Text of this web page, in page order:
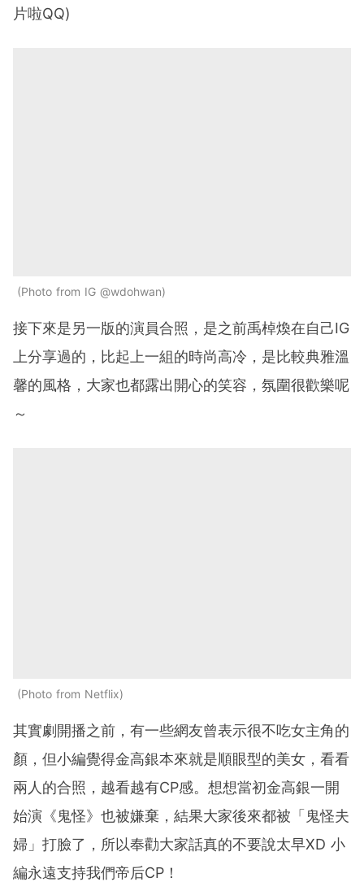
片啦QQ)
Photo from IG @wdohwan
接下來是另一版的演員合照，是之前禹棹煥在自己IG
上分享過的，比起上一組的時尚高冷，是比較典雅溫
馨的風格，大家也都露出開心的笑容，氛圍很歡樂呢
～
Photo from Netflix
其實劇開播之前，有一些網友曾表示很不吃女主角的
顏，但小編覺得金高銀本來就是順眼型的美女，看看
兩人的合照，越看越有CP感。想想當初金高銀一開
始演《鬼怪》也被嫌棄，結果大家後來都被「鬼怪夫
婦」打臉了，所以奉勸大家話真的不要說太早XD 小
編永遠支持我們帝后CP！